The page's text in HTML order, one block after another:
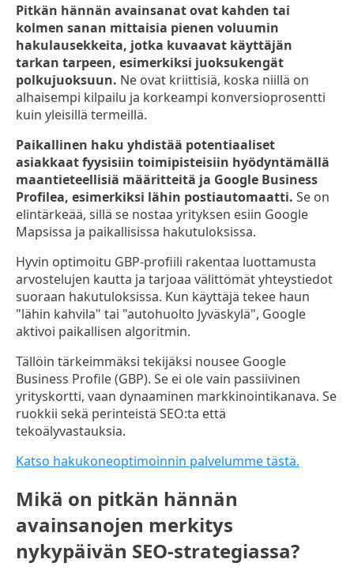
Pitkän hännän avainsanat ovat kahden tai
kolmen sanan mittaisia pienen voluumin
hakulausekkeita, jotka kuvaavat käyttäjän
tarkan tarpeen, esimerkiksi juoksukengät
polkujuoksuun. Ne ovat kriittisiä, koska niillä on
alhaisempi kilpailu ja korkeampi konversioprosentti
kuin yleisillä termeillä.
Paikallinen haku yhdistää potentiaaliset
asiakkaat fyysisiin toimipisteisiin hyödyntämällä
maantieteellisiä määritteitä ja Google Business
Profilea, esimerkiksi lähin postiautomaatti. Se on
elintärkeää, sillä se nostaa yrityksen esiin Google
Mapsissa ja paikallisissa hakutuloksissa.
Hyvin optimoitu GBP-profiili rakentaa luottamusta
arvostelujen kautta ja tarjoaa välittömät yhteystiedot
suoraan hakutuloksissa. Kun käyttäjä tekee haun
"lähin kahvila" tai "autohuolto Jyväskylä", Google
aktivoi paikallisen algoritmin.
Tällöin tärkeimmäksi tekijäksi nousee Google
Business Profile (GBP). Se ei ole vain passiivinen
yrityskortti, vaan dynaaminen markkinointikanava. Se
ruokkii sekä perinteistä SEO:ta että
tekoälyvastauksia.
Katso hakukoneoptimoinnin palvelumme tästä.
Mikä on pitkän hännän
avainsanojen merkitys
nykypäivän SEO-strategiassa?